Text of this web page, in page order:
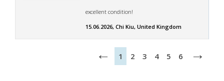
excellent condition!
15.06.2026, Chi Kiu, United Kingdom
← 1 2 3 4 5 6 →